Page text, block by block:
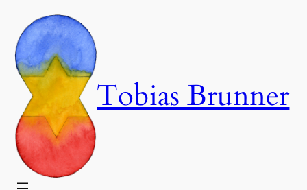
Inhalt
springen
Tobias Brunner